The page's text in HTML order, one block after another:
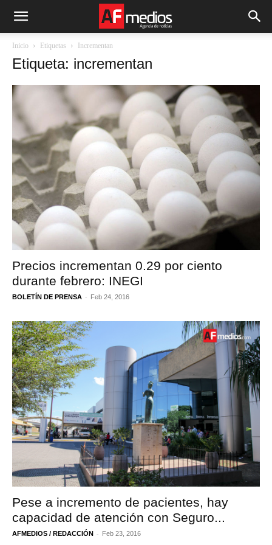
Inicio Etiquetas Incrementan
Etiqueta: incrementan
Precios incrementan 0.29 por ciento
durante febrero: INEGI
BOLETÍN DE PRENSA - Feb 24, 2016
Pese a incremento de pacientes, hay
capacidad de atención con Seguro...
AFMEDIOS / REDACCIÓN - Feb 23, 2016